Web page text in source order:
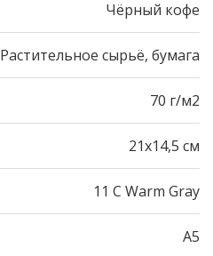
Чёрный кофе
Растительное сырьё, бумага
70 г/м2
21х14,5 см
11 С Warm Gray
A5